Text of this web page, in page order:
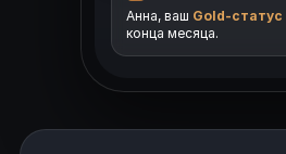
Анна, ваш Gold-статус
конца месяца.